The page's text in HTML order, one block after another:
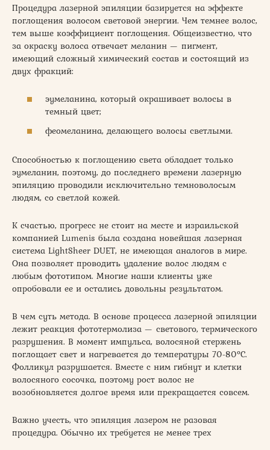
Процедура лазерной эпиляции базируется на эффекте
поглощения волосом световой энергии. Чем темнее волос,
тем выше коэффициент поглощения. Общеизвестно, что
за окраску волоса отвечает меланин — пигмент,
имеющий сложный химический состав и состоящий из
двух фракций:
эумеланина, который окрашивает волосы в
темный цвет;
феомеланина, делающего волосы светлыми.
Способностью к поглощению света обладает только
эумеланин, поэтому, до последнего времени лазерную
эпиляцию проводили исключительно темноволосым
людям, со светлой кожей.
К счастью, прогресс не стоит на месте и израильской
компанией Lumenis была создана новейшая лазерная
система LightSheer DUET, не имеющая аналогов в мире.
Она позволяет проводить удаление волос людям с
любым фототипом. Многие наши клиенты уже
опробовали ее и остались довольны результатом.
В чем суть метода. В основе процесса лазерной эпиляции
лежит реакция фототермолиза — светового, термического
разрушения. В момент импульса, волосяной стержень
поглощает свет и нагревается до температуры 70-80ºC.
Фолликул разрушается. Вместе с ним гибнут и клетки
волосяного сосочка, поэтому рост волос не
возобновляется долгое время или прекращается совсем.
Важно учесть, что эпиляция лазером не разовая
процедура. Обычно их требуется не менее трех